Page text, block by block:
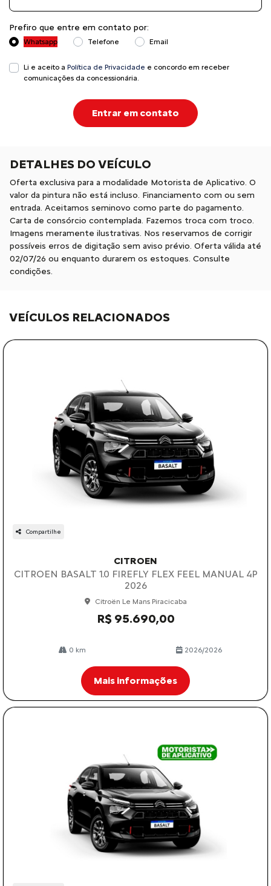
Prefiro que entre em contato por:
Whatsapp Telefone Email
Li e aceito a Política de Privacidade e concordo em receber
comunicações da concessionária.
Entrar em contato
DETALHES DO VEÍCULO
Oferta exclusiva para a modalidade Motorista de Aplicativo. O
valor da pintura não está incluso. Financiamento com ou sem
entrada. Aceitamos seminovo como parte do pagamento.
Carta de consórcio contemplada. Fazemos troca com troco.
Imagens meramente ilustrativas. Nos reservamos de corrigir
possíveis erros de digitação sem aviso prévio. Oferta válida até
02/07/26 ou enquanto durarem os estoques. Consulte
condições.
VEÍCULOS RELACIONADOS
Compartilhe
CITROEN
CITROEN BASALT 1.0 FIREFLY FLEX FEEL MANUAL 4P
2026
Citroën Le Mans Piracicaba
R$ 95.690,00
0 km 2026/2026
Mais informações